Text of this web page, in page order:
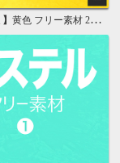
黄色 フリー素材 2 無料で使える背景画像集